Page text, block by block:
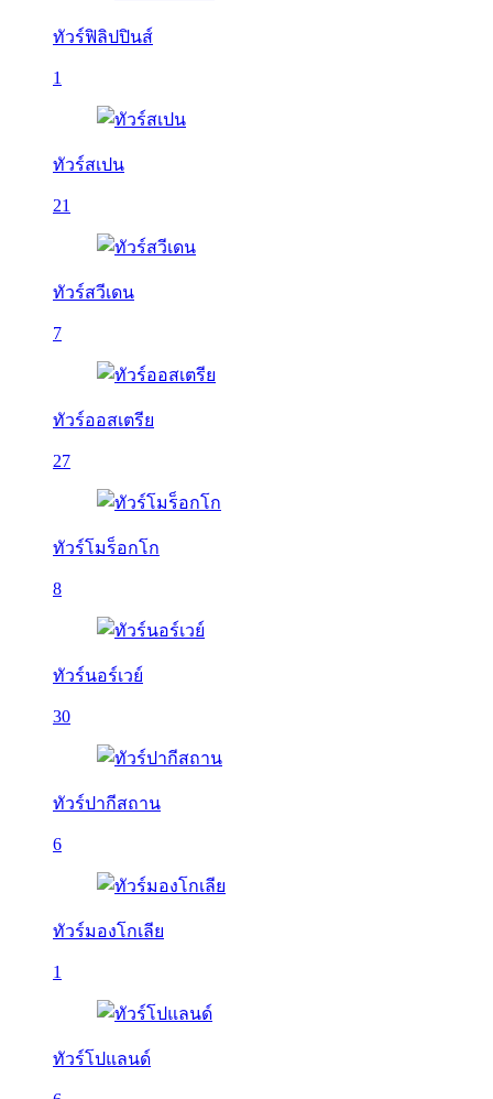
ทัวร์ฟิลิปปินส์
1
ทัวร์สเปน
21
ทัวร์สวีเดน
7
ทัวร์ออสเตรีย
27
ทัวร์โมร็อกโก
8
ทัวร์นอร์เวย์
30
ทัวร์ปากีสถาน
6
ทัวร์มองโกเลีย
1
ทัวร์โปแลนด์